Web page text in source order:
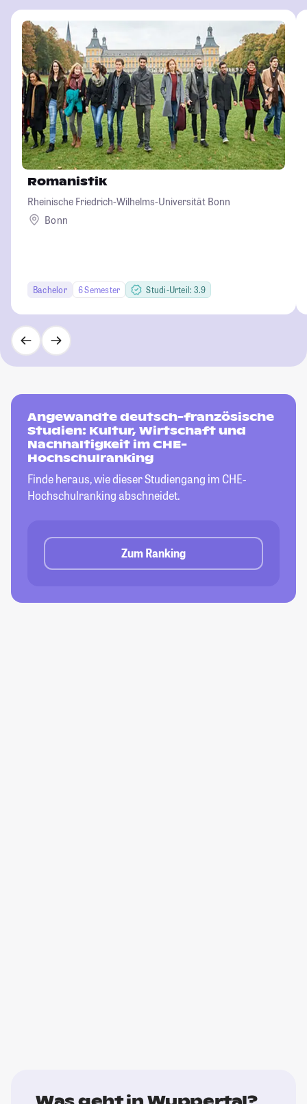
Romanistik
Rheinische Friedrich-Wilhelms-Universität Bonn
Bonn
Bachelor 6 Semester Studi-Urteil: 3.9
Angewandte deutsch-französische
Studien: Kultur, Wirtschaft und
Nachhaltigkeit im CHE-
Hochschulranking
Finde heraus, wie dieser Studiengang im CHE-
Hochschulranking abschneidet.
Zum Ranking